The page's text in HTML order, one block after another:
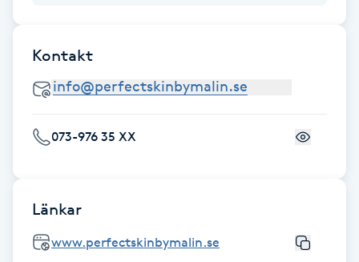
Hårvård
Hälsa
Hälsprickor
Idrottsmassage
Kontakt
073-976 35 XX
Länkar
www.perfectskinbymalin.se